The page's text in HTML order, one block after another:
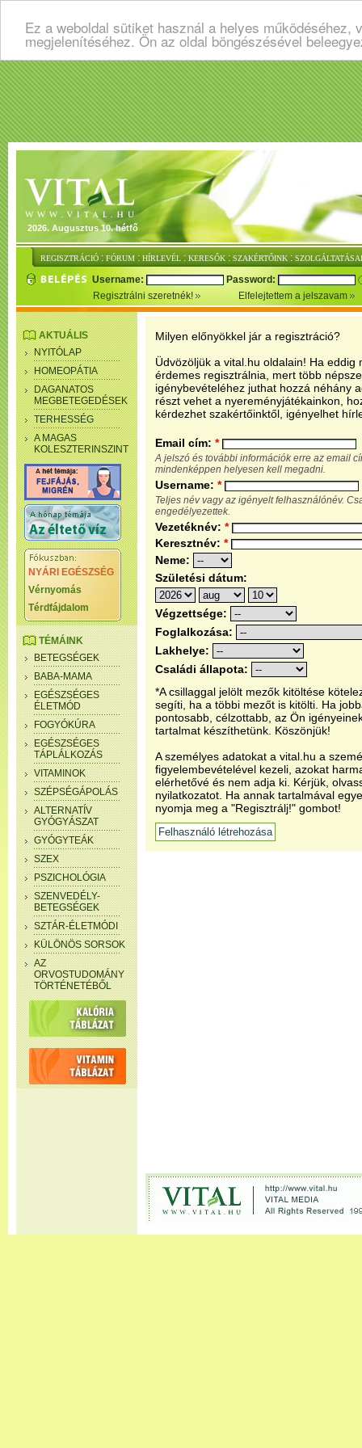
Ez a weboldal sütiket használ a helyes
megjelenítéséhez. Ön az oldal böngészésével
2026. Augusztus 10. hétfő
REGISZTRÁCIÓ : FÓRUM : HÍRLEVÉL : KERESŐK : SZAKÉRTŐINK :
Username:
Password:
Regisztrálni szeretnék!
Elfelejtettem a jelszavam
AKTUÁLIS
NYITÓLAP
HOMEOPÁTIA
DAGANATOS
MEGBETEGEDÉSEK
TERHESSÉG
A MAGAS
KOLESZTERINSZINT
NYÁRI EGÉSZSÉG
Vérnyomás
Térdfájdalom
TÉMÁINK
BETEGSÉGEK
BABA-MAMA
EGÉSZSÉGES
ÉLETMÓD
FOGYÓKÚRA
EGÉSZSÉGES
TÁPLÁLKOZÁS
VITAMINOK
SZÉPSÉGÁPOLÁS
ALTERNATÍV
GYÓGYÁSZAT
GYÓGYTEÁK
SZEX
PSZICHOLÓGIA
SZENVEDÉLY-
BETEGSÉGEK
SZTÁR-ÉLETMÓDI
KÜLÖNÖS SORSOK
AZ
ORVOSTUDOMÁNY
TÖRTÉNETÉBŐL
Milyen előnyökkel jár a regisztráció?
Üdvözöljük a vital.hu oldalain! Ha eddig
érdemes regisztrálnia, mert több
igénybevételéhez juthat hozzá néhány
részt vehet a nyereményjátékainkon,
kérdezhet szakértőinktől, igényelhet
Email cím: *
A jelszó és további információk erre az email
mindenképpen helyesen kell megadni.
Username: *
Teljes név vagy az igényelt felhasználónév.
engedélyezettek.
Vezetéknév: *
Keresztnév: *
Neme:
Születési dátum:
Végzettsége:
Foglalkozása:
Lakhelye:
Családi állapota:
*A csillaggal jelölt mezők kitöltése
segíti, ha a többi mezőt is kitölti. Ha
pontosabb, célzottabb, az Ön
tartalmat készíthetünk. Köszönjük!
A személyes adatokat a vital.hu a
figyelembevételével kezeli, azokat
elérhetővé és nem adja ki. Kérjük,
nyilatkozatot. Ha annak tartalmával
nyomja meg a "Regisztrálj!" gombot!